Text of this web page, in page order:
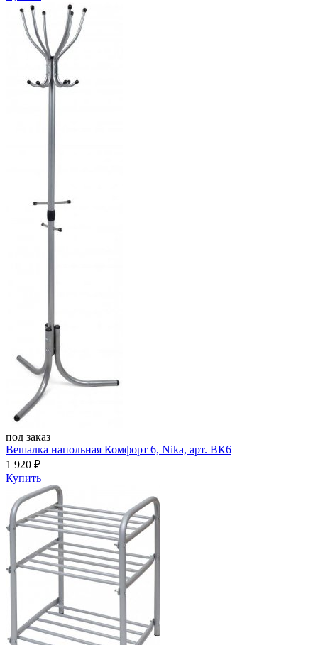
под заказ
Вешалка напольная Комфорт 6, Nika, арт. ВК6
1 920 ₽
Купить